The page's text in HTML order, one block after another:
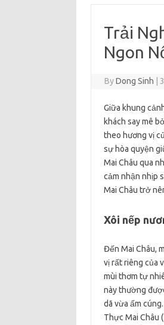
Trải
Ngon
ByDong Sinh
Giữa khung
khách say mê
theo hương vị
sự hòa quyện
Mai Châu qua
cảm nhận nhịp
Mai Châu trở
Xôi nếp
Đến Mai Châu,
vị rất riêng của
mùi thơm tự
này thường
dã vừa ấm
Thực Mai Châu